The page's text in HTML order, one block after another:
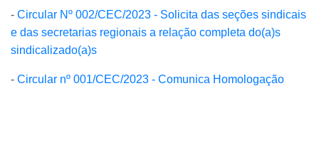
- Circular Nº 002/CEC/2023 - Solicita das seções sindicais
e das secretarias regionais a relação completa do(a)s
sindicalizado(a)s
- Circular nº 001/CEC/2023 - Comunica Homologação